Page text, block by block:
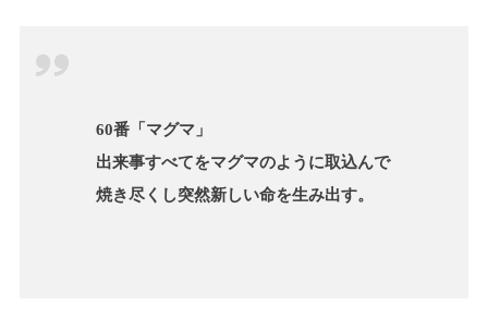
60番「マグマ」
出来事すべてをマグマのように取込んで
焼き尽くし突然新しい命を生み出す。